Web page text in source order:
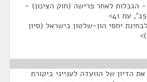
- הגבלות לאחר פרישה (חוק הצינון) -
יחסי הון-שלטון בישראל (סיון
הדיון של הוועדה לענייני ביקורת